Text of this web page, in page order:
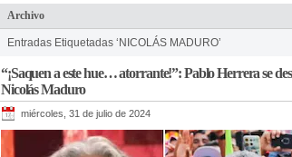
Archivo
Entradas Etiquetadas ‘NICOLÁS MADURO’
“¡Saquen a este hue… atorrante!”: Pablo Herrera se
Nicolás Maduro
miércoles, 31 de julio de 2024